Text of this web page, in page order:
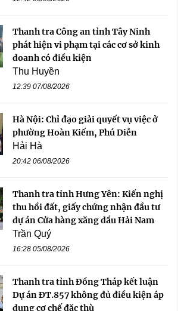
Thanh tra Công an tỉnh Tây Ninh
phát hiện vi phạm tại các cơ sở kinh
doanh có điều kiện
Thu Huyền
12:39 07/08/2026
Hà Nội: Chỉ đạo giải quyết vụ việc ở
phường Hoàn Kiếm, Phú Diễn
Hải Hà
20:42 06/08/2026
Thanh tra tỉnh Hưng Yên: Kiến nghị
thu hồi đất, giấy chứng nhận đầu tư
dự án Cửa hàng xăng dầu Hải Nam
Trần Quý
16:28 05/08/2026
Thanh tra tỉnh Đồng Tháp kết luận
Dự án ĐT.857 không đủ điều kiện áp
dụng cơ chế đặc thù